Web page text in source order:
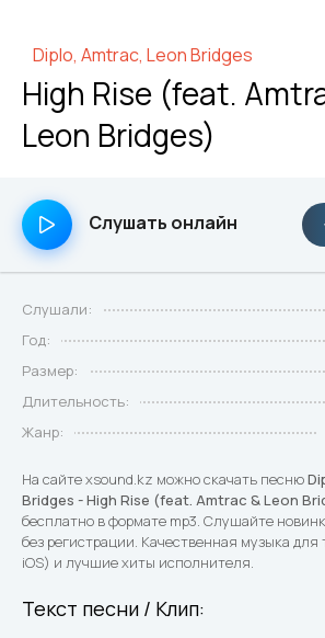
Diplo, Amtrac, Leon Bridges
High Rise (feat.
Leon Bridges)
Слушать онлайн
Слушали:
Год:
Размер:
Длительность:
Жанр:
На сайте xsound.kz можно скачать песню
Bridges - High Rise (feat. Amtrac & Leon
бесплатно в формате mp3. Слушайте
без регистрации. Качественная музыка
iOS) и лучшие хиты исполнителя.
Текст песни / Клип: